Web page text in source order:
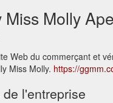
Molly
Web du commerçant et
Miss Molly. https://
l'entreprise